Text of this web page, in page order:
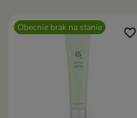
Obecnie brak na stanie favorite_border